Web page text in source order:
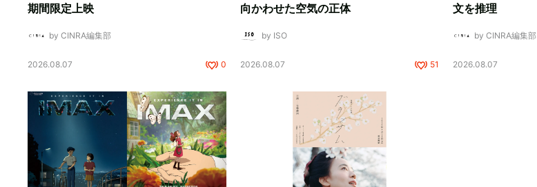
期間限定上映
by CINRA編集部
2026.08.07 0
向かわせた空気の正体
by ISO
2026.08.07 51
文を推理
by CINRA編集部
2026.08.07